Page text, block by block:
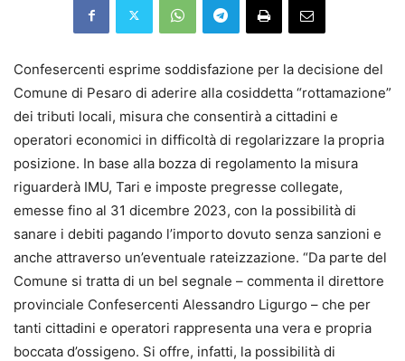
Confesercenti esprime soddisfazione per la decisione del
Comune di Pesaro di aderire alla cosiddetta “rottamazione”
dei tributi locali, misura che consentirà a cittadini e
operatori economici in difficoltà di regolarizzare la propria
posizione. In base alla bozza di regolamento la misura
riguarderà IMU, Tari e imposte pregresse collegate,
emesse fino al 31 dicembre 2023, con la possibilità di
sanare i debiti pagando l’importo dovuto senza sanzioni e
anche attraverso un’eventuale rateizzazione. “Da parte del
Comune si tratta di un bel segnale – commenta il direttore
provinciale Confesercenti Alessandro Ligurgo – che per
tanti cittadini e operatori rappresenta una vera e propria
boccata d’ossigeno. Si offre, infatti, la possibilità di